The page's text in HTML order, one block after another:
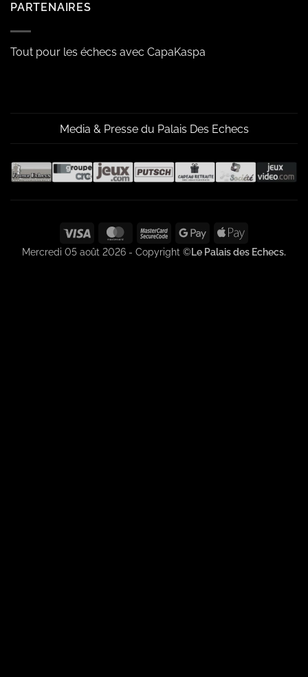
PARTENAIRES
Tout pour les échecs avec CapaKaspa
Media & Presse du Palais Des Echecs
Visa MasterCardMasterCard
2
Google
Pay
Apple
Pay
Mercredi 05 août 2026 - Copyright ©Le Palais des Echecs.